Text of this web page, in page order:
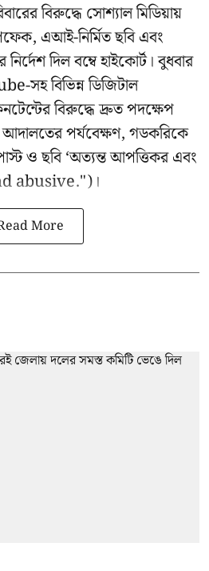
বিরুদ্ধে সোশ্যাল মিডিয়ায়
এআই-নির্মিত ছবি এবং
দিল বম্বে হাইকোর্ট। বুধবার
সহ বিভিন্ন ডিজিটাল
বিরুদ্ধে দ্রুত পদক্ষেপ
আদালতের পর্যবেক্ষণ, গডকরিকে
ও ছবি ‘অত্যন্ত আপত্তিকর এবং
abusive.")।
More